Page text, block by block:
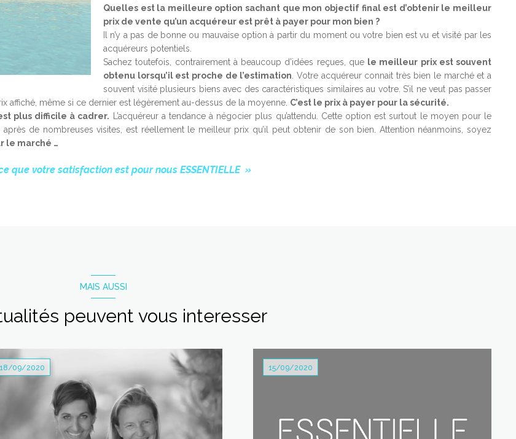
Quelles est la meilleure option sachant que mon objectif final est d’obtenir le meilleur
prix de vente qu’un acquéreur est prêt à payer pour mon bien ?
Il n’y a pas de bonne ou mauvaise option à partir du moment ou votre bien est vu et visité par les
acquéreurs potentiels.
Sachez toutefois, contrairement à beaucoup d’idées reçues, que le meilleur prix est souvent
obtenu lorsqu’il est proche de l’estimation . Votre acquéreur connait très bien le marché et a
souvent visité plusieurs biens avec des caractéristiques similaires au votre. S’il ne veut pas passer
affiché, même si ce dernier est légèrement au-dessus de la moyenne. C’est le prix à payer pour la sécurité.
plus difficile à cadrer. L’acquéreur a tendance à négocier plus qu’attendu. Cette option est surtout le moyen pour le
de nombreuses visites, est réellement le meilleur prix qu’il peut obtenir de son bien. Attention néanmoins, soyez
le marché …
que votre satisfaction est pour nous ESSENTIELLE »
MAIS AUSSI
peuvent vous interesser
18/09/2020 15/09/2020